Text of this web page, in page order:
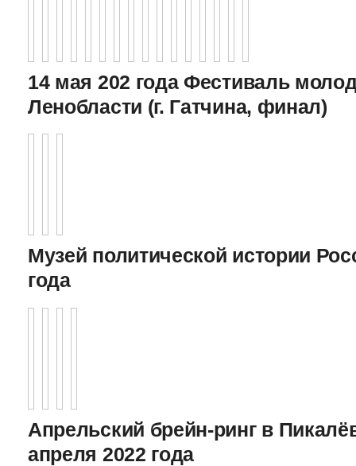
14 мая 202 года Фестиваль
Ленобласти (г. Гатчина, финал)
Музей политической истории
года
Апрельский брейн-ринг в
апреля 2022 года